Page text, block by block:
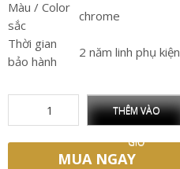
Màu / Color
sắc
chrome
Thời gian
bảo hành
2 năm linh phụ kiện
THÊM VÀO
GIỎ
MUA NGAY